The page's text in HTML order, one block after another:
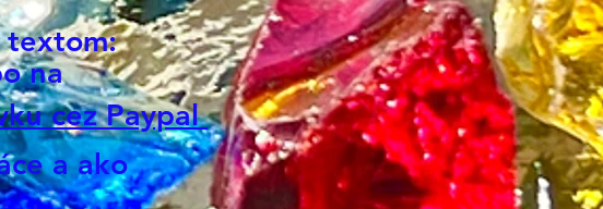
OŽARUJÚCEHO SVETLA
NEBESKÝCH RELMOV, našej
božskej ESENCIE - organická
alchýmizácia tela - realít cez
svetlo svoje esencie. ✨✨ Sú to
jedny z mojich srdcových
textom:
na
cez Paypal
a ako